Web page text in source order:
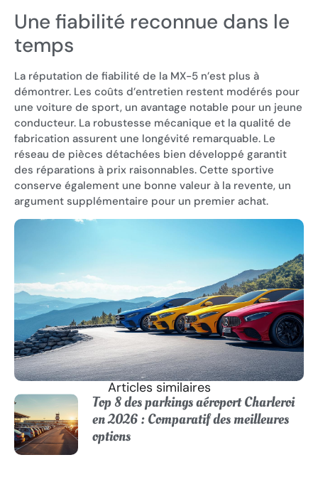
Une fiabilité reconnue dans le
temps
La réputation de fiabilité de la MX-5 n’est plus à
démontrer. Les coûts d’entretien restent modérés pour
une voiture de sport, un avantage notable pour un jeune
conducteur. La robustesse mécanique et la qualité de
fabrication assurent une longévité remarquable. Le
réseau de pièces détachées bien développé garantit
des réparations à prix raisonnables. Cette sportive
conserve également une bonne valeur à la revente, un
argument supplémentaire pour un premier achat.
Articles similaires
Top 8 des parkings aéroport Charleroi
en 2026 : Comparatif des meilleures
options